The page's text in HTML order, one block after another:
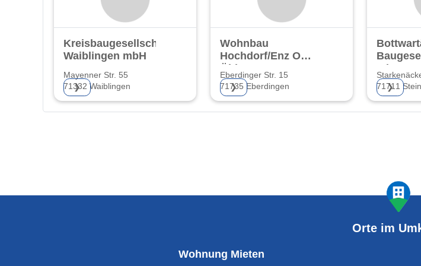
Kreisbaugesellschaft
Waiblingen mbH
Mayenner Str. 55
71332 Waiblingen
❯
Wohnbau
Hochdorf/Enz O.
Öhler
Eberdinger Str. 15
71735 Eberdingen
❯
mbH &
71711
❯
Orte im
Wohnung Mieten